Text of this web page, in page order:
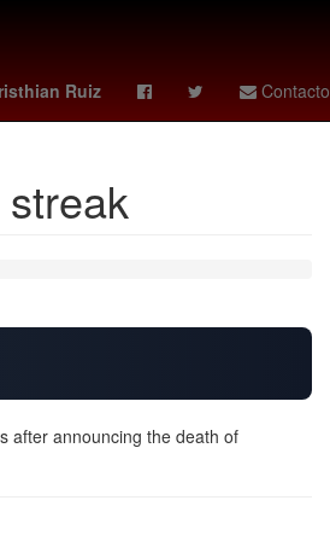
Ruiz Contacto
Jorge Messi
after announcing the death of